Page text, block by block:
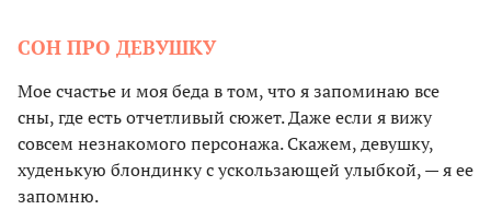
СОН ПРО ДЕВУШКУ
Мое счастье и моя беда в том, что я запоминаю все
сны, где есть отчетливый сюжет. Даже если я вижу
совсем незнакомого персонажа. Скажем, девушку,
худенькую блондинку с ускользающей улыбкой, — я ее
запомню.